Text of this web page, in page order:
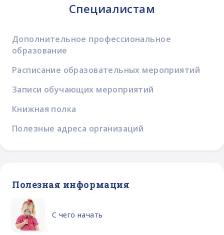
Специалистам
Дополнительное профессиональное
образование
Расписание образовательных мероприятий
Записи обучающих мероприятий
Книжная полка
Полезные адреса организаций
Полезная информация
С чего начать